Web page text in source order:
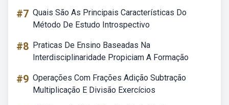
#7 Quais São As Principais Características Do
Método De Estudo Introspectivo
#8 Praticas De Ensino Baseadas Na
Interdisciplinaridade Propiciam A Formação
#9 Operações Com Frações Adição Subtração
Multiplicação E Divisão Exercícios